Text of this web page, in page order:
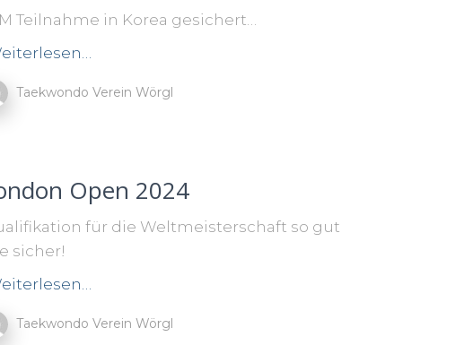
Teilnahme in Korea gesichert…
Taekwondo Verein Wörgl
Open 2024
für die Weltmeisterschaft so gut
sicher!
Taekwondo Verein Wörgl